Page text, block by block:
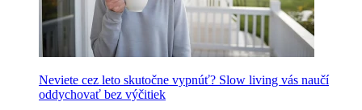
Neviete cez leto skutočne vypnúť? Slow living vás naučí
oddychovať bez výčitiek